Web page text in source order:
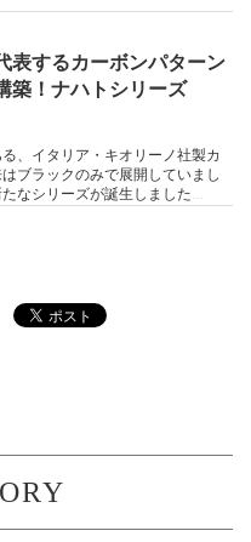
表するカーボンパターン
築！ナハトシリーズ
、イタリア・キオリーノ社製カ
ブラックのみで展開していまし
なシリーズが誕生しました…